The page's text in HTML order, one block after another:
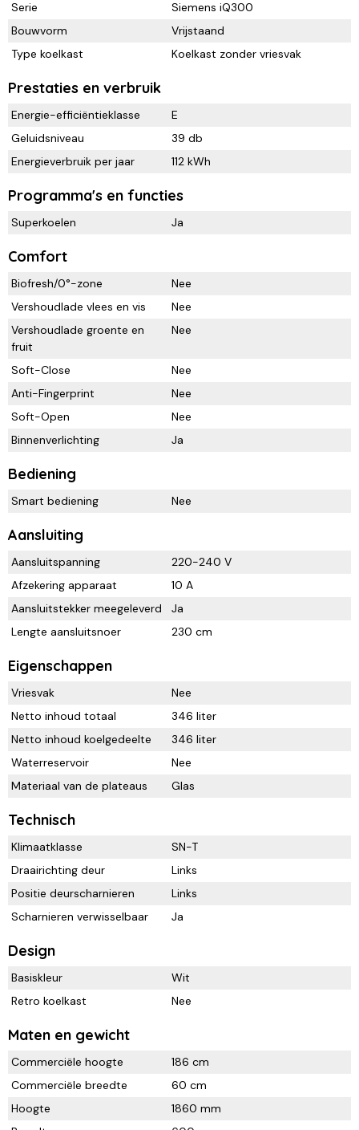
Serie
Siemens iQ300
Bouwvorm
Vrijstaand
Type koelkast
Koelkast zonder vriesvak
Prestaties en verbruik
Energie-efficiëntieklasse
E
Geluidsniveau
39 db
Energieverbruik per jaar
112 kWh
Programma's en functies
Superkoelen Ja
Comfort
Biofresh/0°-zone
Nee
Vershoudlade vlees en vis
Nee
Vershoudlade groente en
fruit
Nee
Soft-Close
Nee
Anti-Fingerprint
Nee
Soft-Open
Nee
Binnenverlichting
Ja
Bediening
Smart bediening Nee
Aansluiting
Aansluitspanning
220-240 V
Afzekering apparaat
10 A
Aansluitstekker meegeleverd
Ja
Lengte aansluitsnoer
230 cm
Eigenschappen
Vriesvak
Nee
Netto inhoud totaal
346 liter
Netto inhoud koelgedeelte
346 liter
Waterreservoir
Nee
Materiaal van de plateaus
Glas
Technisch
Klimaatklasse
SN-T
Draairichting deur
Links
Positie deurscharnieren
Links
Scharnieren verwisselbaar
Ja
Design
Basiskleur
Wit
Retro koelkast
Nee
Maten en gewicht
Commerciële hoogte
186 cm
Commerciële breedte
60 cm
Hoogte
1860 mm